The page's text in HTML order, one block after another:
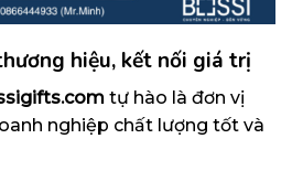
hiệu, kết nối giá trị
tự hào là đơn vị
nghiệp chất lượng tốt và